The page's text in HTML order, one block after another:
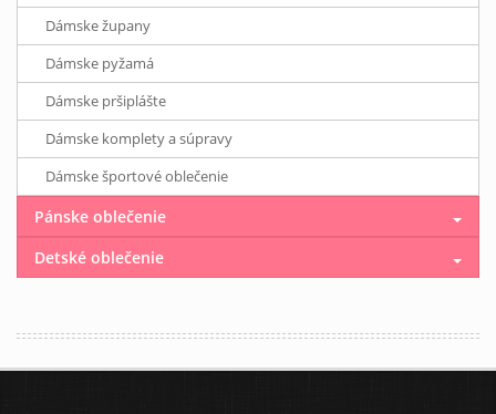
Dámske župany
Dámske pyžamá
Dámske pršiplášte
Dámske komplety a súpravy
Dámske športové oblečenie
Pánske oblečenie
Detské oblečenie